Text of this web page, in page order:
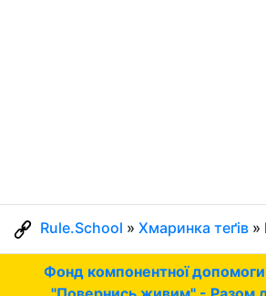
Rule.School » Хмаринка теґів »
Фонд компонентної допомоги